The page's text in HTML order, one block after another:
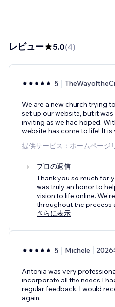
レビュー 5.0(4)
5
We are a new church trying
set up our website, but it
inviting as we had hoped.
website has come to life! It is
提供サービス：ホームページ
プロの返信
Thank you so much for
was truly an honor to
vision to life online.
throughout the process
さらに表示
5 Michele 2026
Antonia was very
incorporate all the needs I
regular feedback. I would
again.